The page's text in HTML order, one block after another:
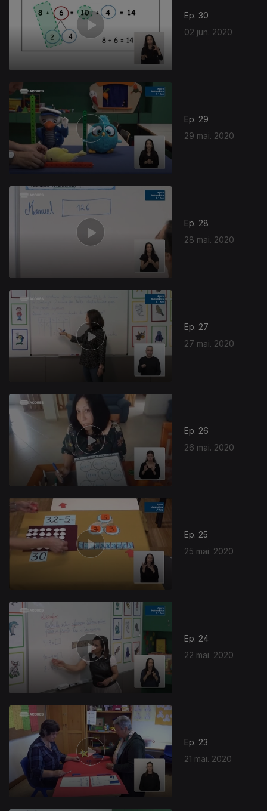
Ep. 30
02 jun. 2020
Ep. 29
29 mai. 2020
Ep. 28
28 mai. 2020
Ep. 27
27 mai. 2020
Ep. 26
26 mai. 2020
Ep. 25
25 mai. 2020
Ep. 24
22 mai. 2020
Ep. 23
21 mai. 2020